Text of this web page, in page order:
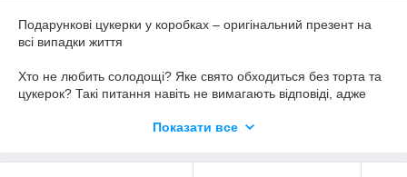
Подарункові цукерки у коробках – оригінальний презент на
всі випадки життя
Хто не любить солодощі? Яке свято обходиться без торта та
цукерок? Такі питання навіть не вимагають відповіді, адже
кондитерські вироби люблять як діти, так і дорослі. Це
Показати все